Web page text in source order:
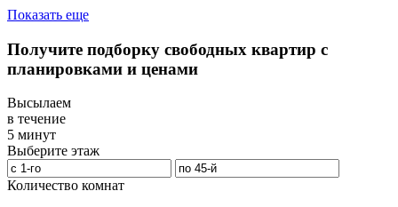
Показать еще
Получите подборку свободных квартир с
планировками и ценами
Высылаем
в течение
5 минут
Выберите этаж
Количество комнат